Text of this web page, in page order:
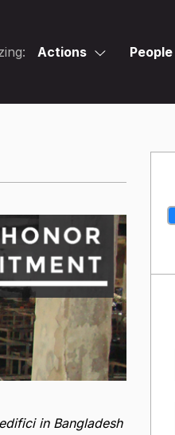
Actions People
in Bangladesh